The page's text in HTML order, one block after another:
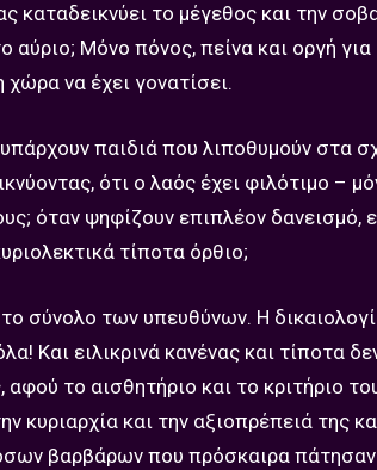
καταδεικνύει το μέγεθος και την
αύριο; Μόνο πόνος, πείνα και οργή
να έχει γονατίσει.
παιδιά που λιποθυμούν στα
ότι ο λαός έχει φιλότιμο –
όταν ψηφίζουν επιπλέον δανεισμό,
τίποτα όρθιο;
σύνολο των υπευθύνων. Η
Και ειλικρινά κανένας και τίποτα
το αισθητήριο και το κριτήριο
και την αξιοπρέπειά της
βαρβάρων που πρόσκαιρα